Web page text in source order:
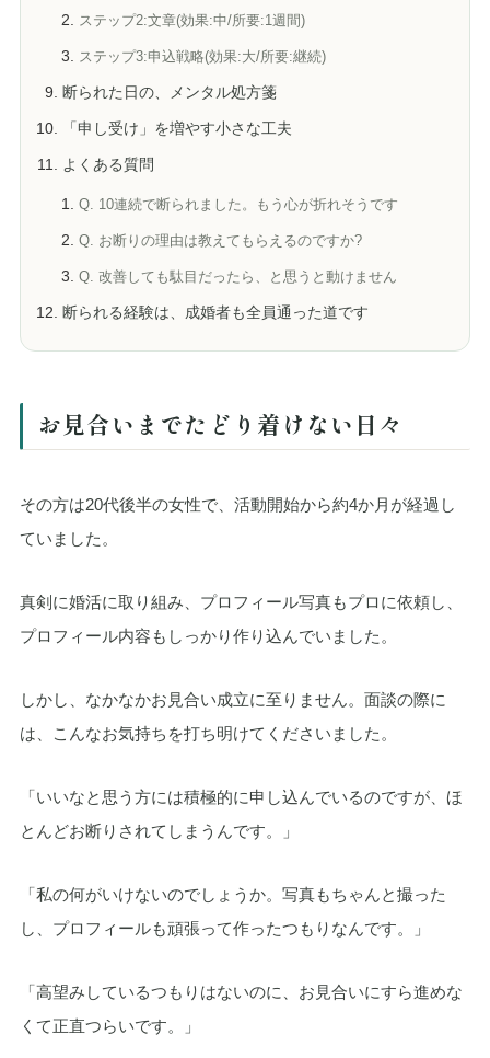
ステップ2:文章(効果:中/所要:1週間)
ステップ3:申込戦略(効果:大/所要:継続)
断られた日の、メンタル処方箋
「申し受け」を増やす小さな工夫
よくある質問
Q. 10連続で断られました。もう心が折れそうです
Q. お断りの理由は教えてもらえるのですか?
Q. 改善しても駄目だったら、と思うと動けません
断られる経験は、成婚者も全員通った道です
お見合いまでたどり着けない日々
その方は20代後半の女性で、活動開始から約4か月が経過し
ていました。
真剣に婚活に取り組み、プロフィール写真もプロに依頼し、
プロフィール内容もしっかり作り込んでいました。
しかし、なかなかお見合い成立に至りません。面談の際に
は、こんなお気持ちを打ち明けてくださいました。
「いいなと思う方には積極的に申し込んでいるのですが、ほ
とんどお断りされてしまうんです。」
「私の何がいけないのでしょうか。写真もちゃんと撮った
し、プロフィールも頑張って作ったつもりなんです。」
「高望みしているつもりはないのに、お見合いにすら進めな
くて正直つらいです。」